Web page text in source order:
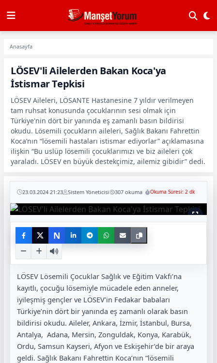
Anasayfa
LÖSEV'li Ailelerden Bakan Koca'ya
İstismar Tepkisi
LÖSEV Aileleri, LÖSANTE Hastanesine 7 yıldır verilmeyen
tam ruhsat konusunda çocuklarının sesi olmak için
Türkiye'nin dört bir yanında eş zamanlı basın bildirisi
okudu. Lösemili çocukların aileleri, Sağlık Bakanı Fahrettin
Koca’nın “lösemili hastaları istismar ediyorlar” açıklamasına
ilişkin “Bu uslüp lösemili çocuklarımızı ve biz aileleri çok
yaraladı. LÖSEV en büyük destekçimiz, ailemiz gibidir” dedi.
23.03.2024 21:23 Sistem Yöneticisi 307 okuma Okuma Süresi: 2 dk
N
LÖSEV Lösemili Çocuklar Sağlık ve Eğitim Vakfı’na
kayıtlı, çocuğu lösemiyle mücadele eden anneler,
iyileşmiş gençler ve LÖSEV’in Fedakar babaları
Türkiye’nin dört bir yanında eş zamanlı olarak basın
bildirisi okudu. Aileler, Ankara, İzmir, İstanbul, Bursa,
Antalya, Adana, Mersin, Zonguldak, Konya, Karabük,
Ordu, Samsun Kayseri, Afyon ve Eskişehir’de bir araya
geldi. Sağlık Bakanı Fahrettin Koca’nın “lösemili